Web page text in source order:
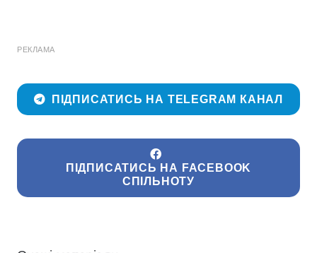
РЕКЛАМА
ПІДПИСАТИСЬ НА TELEGRAM КАНАЛ
ПІДПИСАТИСЬ НА FACEBOOK
СПІЛЬНОТУ